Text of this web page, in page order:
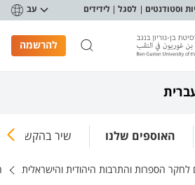
וסטודנטים לסגל לידידים עב
להרשמה
האוספים שלנו שיר בהקשר
לחקר הספרות והתרבות היהודית והישראלית